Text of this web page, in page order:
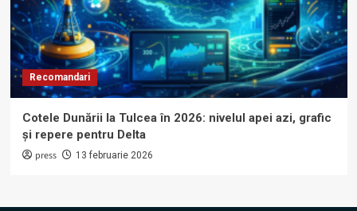
Recomandari
Cotele Dunării la Tulcea în 2026: nivelul apei azi, grafic
și repere pentru Delta
press 13 februarie 2026